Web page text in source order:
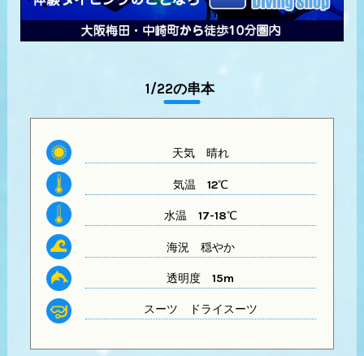
1/22の串本
天気晴れ
気温 12℃
水温 17-18℃
海況 穏やか
透明度 15m
スーツ ドライスーツ